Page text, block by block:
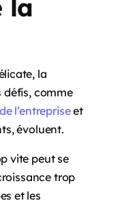
la
la
défis, comme
l’entrepriseet
évoluent.
vite peut se
trop
et les